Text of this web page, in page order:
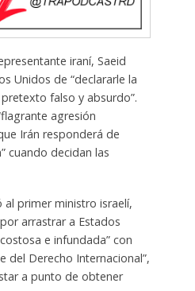
iraní, Saeid
Unidos de “declararle la
falso y absurdo”.
agresión
Irán responderá de
cuando decidan las
al primer ministro israelí,
arrastrar a Estados
e infundada” con
del Derecho Internacional”,
a punto de obtener